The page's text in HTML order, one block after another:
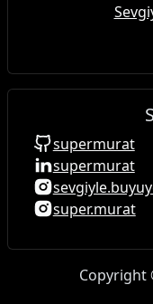
supermurat
supermurat
super.murat
Copyright